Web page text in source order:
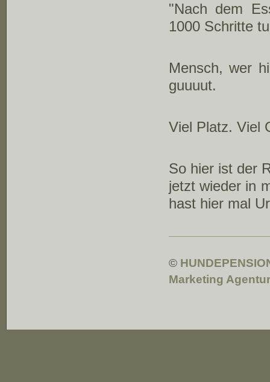
"Nach dem
1000 Schritte
Mensch, wer
guuuut.
Viel Platz. Viel
So hier ist der
jetzt wieder in
hast hier mal
©
Marketing Agentur